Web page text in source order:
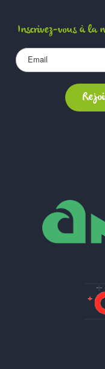
Inscrivez-vous à la